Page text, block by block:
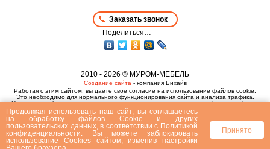
Заказать звонок
Поделиться…
2010 - 2026 © МУРОМ-МЕБЕЛЬ
Создание сайта - компания Бихайв
Работая с этим сайтом, вы даете свое согласие на использование файлов cookie.
Это необходимо для нормального функционирования сайта и анализа трафика.
Политика конфиденциальности,пользовательское соглашениеипубличная оферта
Продолжая использовать наш сайт, вы соглашаетесь
на обработку файлов Сookie и других
пользовательских данных, в соответствии с Политикой
конфиденциальности . Вы можете заблокировать
использование Cookies сайтом, изменив настройки
Принято